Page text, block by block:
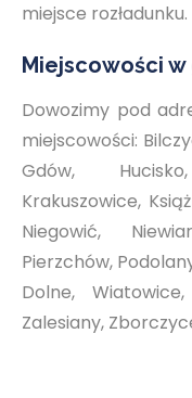
miejsce rozładunku.
Miejscowości
Dowozimy pod
miejscowości:
Gdów,
Krakuszowice,
Niegowić,
Pierzchów,
Dolne,
Zalesiany,